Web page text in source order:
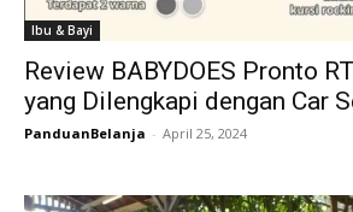
Ibu & Bayi
Review BABYDOES Pronto
yang Dilengkapi dengan Car
PanduanBelanja - April 25, 2024